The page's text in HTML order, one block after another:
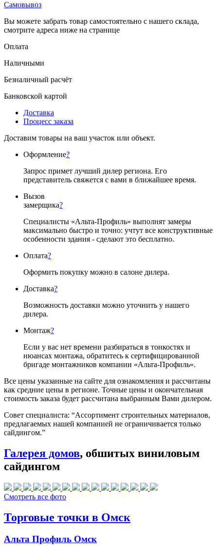
Самовывоз
Вы можете забрать товар самостоятельно с нашего склада,
смотрите адреса ниже на странице
Оплата
Наличными
Безналичный расчёт
Банковской картой
Доставка
Процесс заказа
Доставим товары на ваш участок или объект.
Оформление?
Запрос примет лучший дилер региона. Его
представитель свяжется с вами в ближайшее время.
Вызов
замерщика?
Специалисты «Альта-Профиль» выполнят замеры
максимально быстро и точно: учтут все конструктивные
особенности здания - сделают это бесплатно.
Оплата?
Оформить покупку можно в салоне дилера.
Доставка?
Возможность доставки можно уточнить у нашего
дилера.
Монтаж?
Если у вас нет времени разбираться в тонкостях и
нюансах монтажа, обратитесь к сертифицированной
бригаде монтажников компании «Альта-Профиль».
Все цены указанные на сайте для ознакомления и рассчитаны
как средние цены в регионе. Точные цены и окончательная
стоимость заказа будет рассчитана выбранным Вами дилером.
Совет специалиста: “Ассортимент строительных материалов,
предлагаемых нашей компанией не ограничивается только
сайдингом.”
Галерея домов, обшитых виниловым
сайдингом
Смотреть все фото
Торговые точки в Омск
Альта Профиль Омск